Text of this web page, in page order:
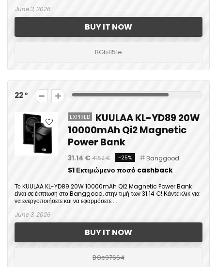
June 3, 2026
BUY IT NOW
BGb1151e
22
EXPIRED
KUULAA KL-YD89 20W
10000mAh Qi2 Magnetic
Power Bank
31.14 € 41.52 € -25% Banggood
$1 Εκτιμώμενο ποσό cashback
Το KUULAA KL-YD89 20W 10000mAh Qi2 Magnetic Power Bank
είναι σε έκπτωση στο Banggood, στην τιμή των 31.14 €! Κάντε κλικ για
να ενεργοποιήσετε και να εφαρμόσετε ...
June 3, 2026
BUY IT NOW
BGc97664